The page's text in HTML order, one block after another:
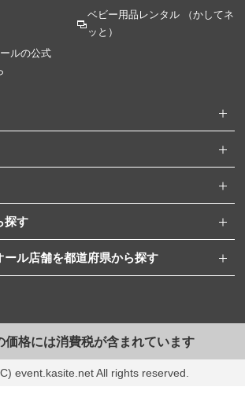
ベビー用品レンタル（かしてネ
ッと）
ルの公式
探す
ール店舗を都道府県から探す
価格には消費税が含まれています
event.kasite.net All rights reserved.